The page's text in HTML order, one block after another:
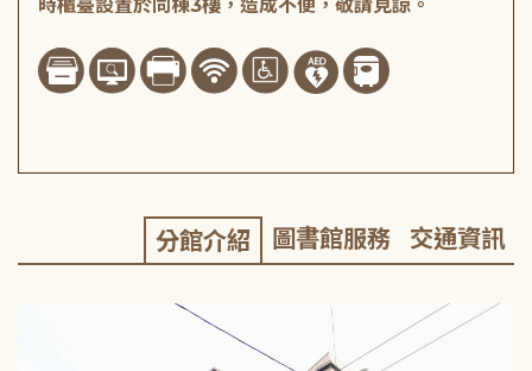
時櫃臺設置於同棟3樓，造成不便，敬請見諒。
分館介紹 圖書館服務 交通資訊